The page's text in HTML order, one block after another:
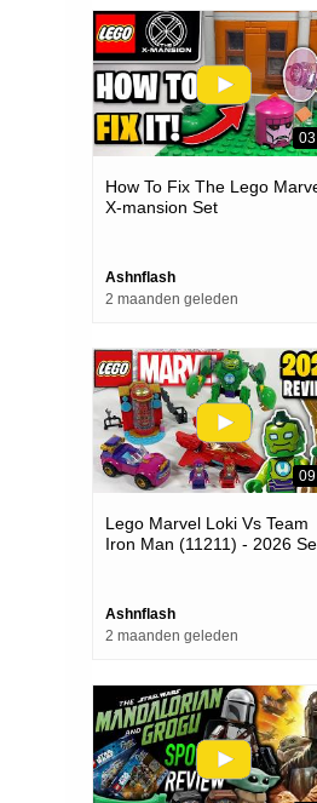
How To Fix The Lego
X-mansion Set
Ashnflash
2 maanden geleden
Lego Marvel Loki Vs Team
Iron Man (11211) - 2026
Ashnflash
2 maanden geleden